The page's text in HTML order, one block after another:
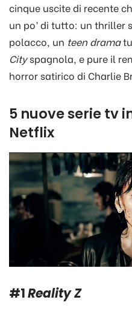
cinque uscite di recente
un po’ di tutto: un thriller
polacco, un teen drama
Cityspagnola, e pure il
horror satirico di Charlie
5 nuove serie tv
Netflix
#1Reality Z